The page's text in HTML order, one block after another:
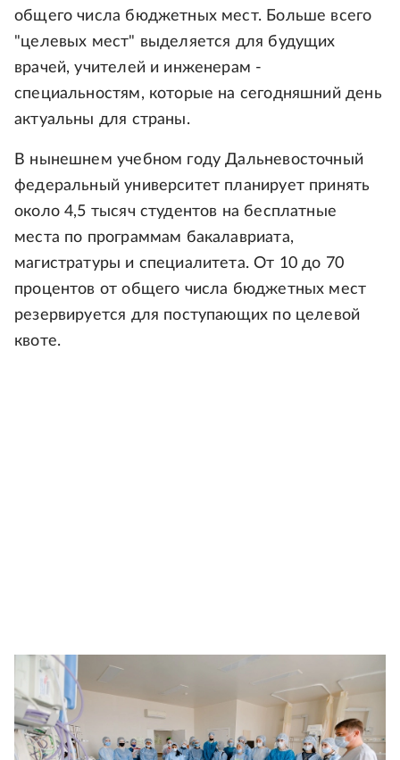
общего числа бюджетных мест. Больше всего
"целевых мест" выделяется для будущих
врачей, учителей и инженерам -
специальностям, которые на сегодняшний день
актуальны для страны.
В нынешнем учебном году Дальневосточный
федеральный университет планирует принять
около 4,5 тысяч студентов на бесплатные
места по программам бакалавриата,
магистратуры и специалитета. От 10 до 70
процентов от общего числа бюджетных мест
резервируется для поступающих по целевой
квоте.